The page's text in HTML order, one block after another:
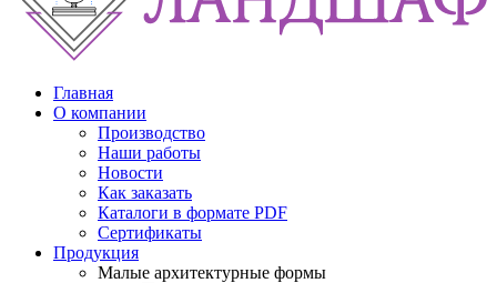
Главная
О компании
Производство
Наши работы
Новости
Как заказать
Каталоги в формате PDF
Сертификаты
Продукция
Малые архитектурные формы